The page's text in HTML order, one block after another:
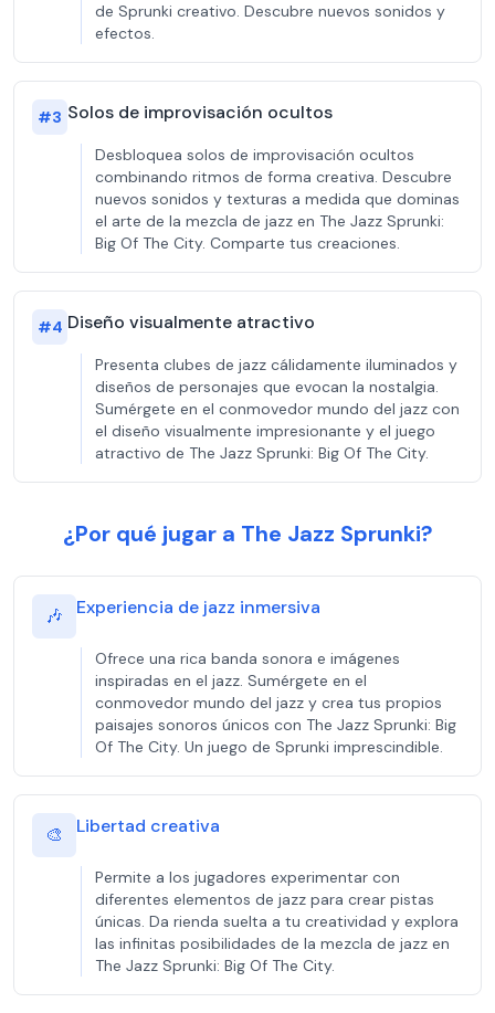
de Sprunki creativo. Descubre nuevos sonidos y
efectos.
#3 Solos de improvisación ocultos
Desbloquea solos de improvisación ocultos
combinando ritmos de forma creativa. Descubre
nuevos sonidos y texturas a medida que dominas
el arte de la mezcla de jazz en The Jazz Sprunki:
Big Of The City. Comparte tus creaciones.
#4 Diseño visualmente atractivo
Presenta clubes de jazz cálidamente iluminados y
diseños de personajes que evocan la nostalgia.
Sumérgete en el conmovedor mundo del jazz con
el diseño visualmente impresionante y el juego
atractivo de The Jazz Sprunki: Big Of The City.
¿Por qué jugar a The Jazz Sprunki?
🎶 Experiencia de jazz inmersiva
Ofrece una rica banda sonora e imágenes
inspiradas en el jazz. Sumérgete en el
conmovedor mundo del jazz y crea tus propios
paisajes sonoros únicos con The Jazz Sprunki: Big
Of The City. Un juego de Sprunki imprescindible.
🎨 Libertad creativa
Permite a los jugadores experimentar con
diferentes elementos de jazz para crear pistas
únicas. Da rienda suelta a tu creatividad y explora
las infinitas posibilidades de la mezcla de jazz en
The Jazz Sprunki: Big Of The City.